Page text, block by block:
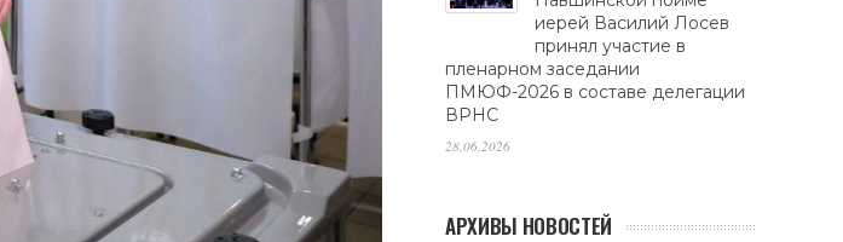
иерей Василий Лосев
принял участие в
пленарном заседании
ПМЮФ-2026 в составе делегации
ВРНС
28.06.2026
АРХИВЫ НОВОСТЕЙ